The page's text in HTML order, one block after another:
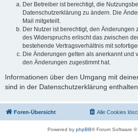
Der Betreiber ist berechtigt, die
Datenschutzerklärung zu ändern. Die
Mail mitgeteilt.
Der Nutzer ist berechtigt, den Änderungen
des Widerspruchs erlischt das zwischen
bestehende Vertragsverhältnis mit
Die Änderungen gelten als anerkannt und
den Änderungen zugestimmt hat.
Informationen über den Umgang mit
sind in der Datenschutzerklärung enthalten.
Foren-Übersicht Alle Cookies
Powered by phpBB® Forum Software ©